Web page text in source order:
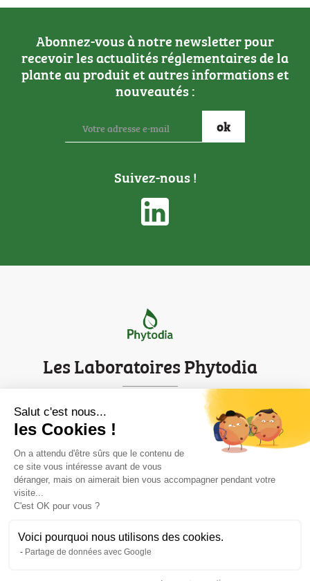
Abonnez-vous à notre newsletter pour
recevoir les actualités réglementaires de la
plante au produit et autres informations et
nouveautés :
Suivez-nous !
Les Laboratoires Phytodia
Parc d'innovation de Strasbourg
Mentions légales
Contact
Informations
Travaillez avec les experts des plantes
Salut c'est nous...
les Cookies !
On a attendu d'être sûrs que le contenu de
ce site vous intéresse avant de vous
déranger, mais on aimerait bien vous accompagner pendant votre
visite...
C'est OK pour vous ?
Voici pourquoi nous utilisons des cookies.
Partage de données avec Google